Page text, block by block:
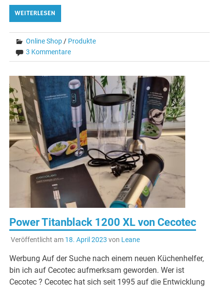
WEITERLESEN
Online Shop/ Produkte
3 Kommentare
Power Titanblack 1200 XL von Cecotec
Veröffentlicht am 18. April 2023 von Leane
Werbung Auf der Suche nach einem neuen Küchenhelfer,
bin ich auf Cecotec aufmerksam geworden. Wer ist
Cecotec ? Cecotec hat sich seit 1995 auf die Entwicklung